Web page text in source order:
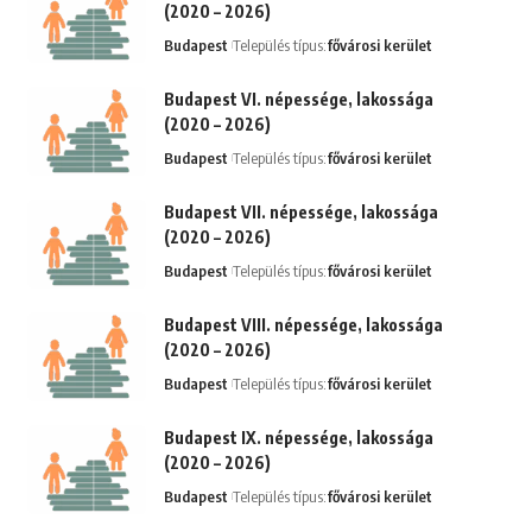
(2020 – 2026)
Budapest Település típus:fővárosi kerület
Budapest VI. népessége, lakossága
(2020 – 2026)
Budapest Település típus:fővárosi kerület
Budapest VII. népessége, lakossága
(2020 – 2026)
Budapest Település típus:fővárosi kerület
Budapest VIII. népessége, lakossága
(2020 – 2026)
Budapest Település típus:fővárosi kerület
Budapest IX. népessége, lakossága
(2020 – 2026)
Budapest Település típus:fővárosi kerület